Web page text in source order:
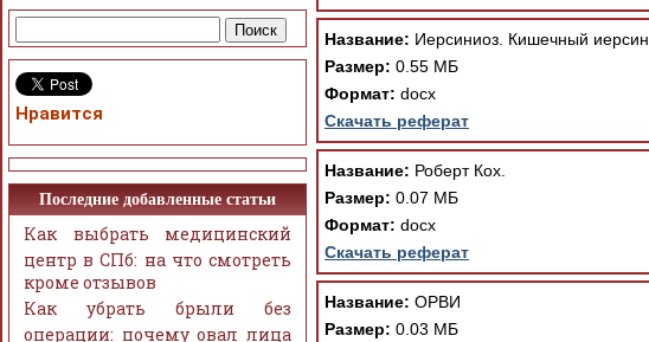
Название: Иерсиниоз. Кишечный
Размер: 0.55 МБ
Формат: docx
Скачать реферат
Название: Роберт Кох.
Размер: 0.07 МБ
Формат: docx
Скачать реферат
Название: ОРВИ
Размер: 0.03 МБ
Нравится
Последние добавленные статьи
Как выбрать медицинский
центр в СПб: на что смотреть
кроме отзывов
Как убрать брыли без
операции: почему овал лица